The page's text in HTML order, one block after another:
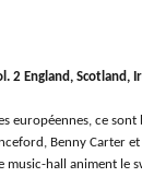
2 England, Scotland,
européennes, ce
Benny Carter
hall animent le